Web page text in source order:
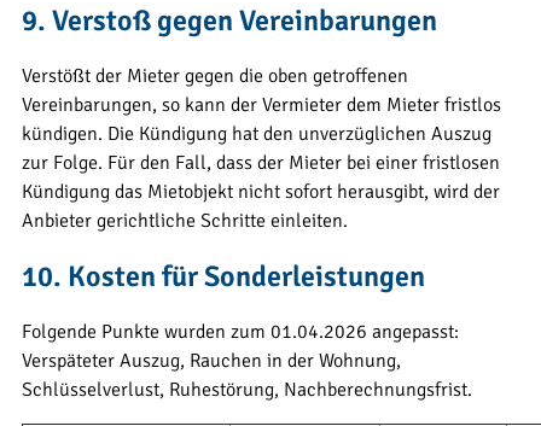
9. Verstoß gegen Vereinbarungen
Verstößt der Mieter gegen die oben getroffenen
Vereinbarungen, so kann der Vermieter dem Mieter fristlos
kündigen. Die Kündigung hat den unverzüglichen Auszug
zur Folge. Für den Fall, dass der Mieter bei einer fristlosen
Kündigung das Mietobjekt nicht sofort herausgibt, wird der
Anbieter gerichtliche Schritte einleiten.
10. Kosten für Sonderleistungen
Folgende Punkte wurden zum 01.04.2026 angepasst:
Verspäteter Auszug, Rauchen in der Wohnung,
Schlüsselverlust, Ruhestörung, Nachberechnungsfrist.